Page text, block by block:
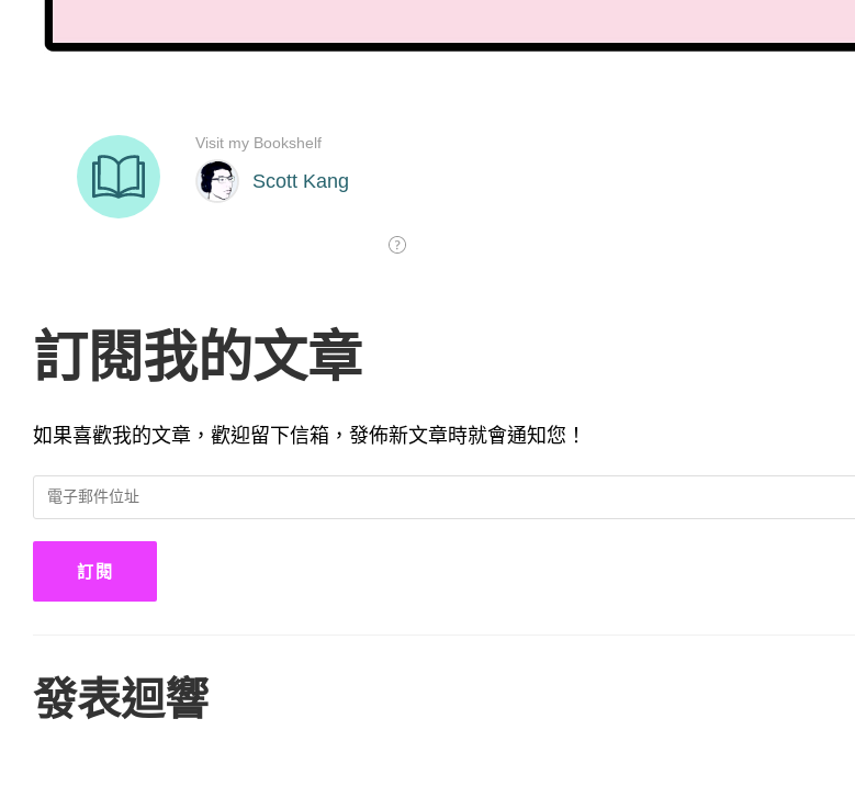
訂閱我的文章
如果喜歡我的文章，歡迎留下信箱，發佈新文章時就會通知您！
子
郵
位
訂閱
發表迴響